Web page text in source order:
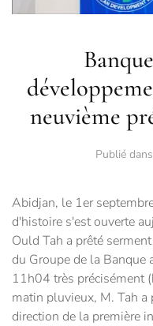
neuvième
Publié dans
Abidjan, le 1er
d'histoire s'est ouverte
Ould Tah a prêté
du Groupe de la Banque
11h04 très précisément
matin pluvieux, M. Tah a
direction de la première